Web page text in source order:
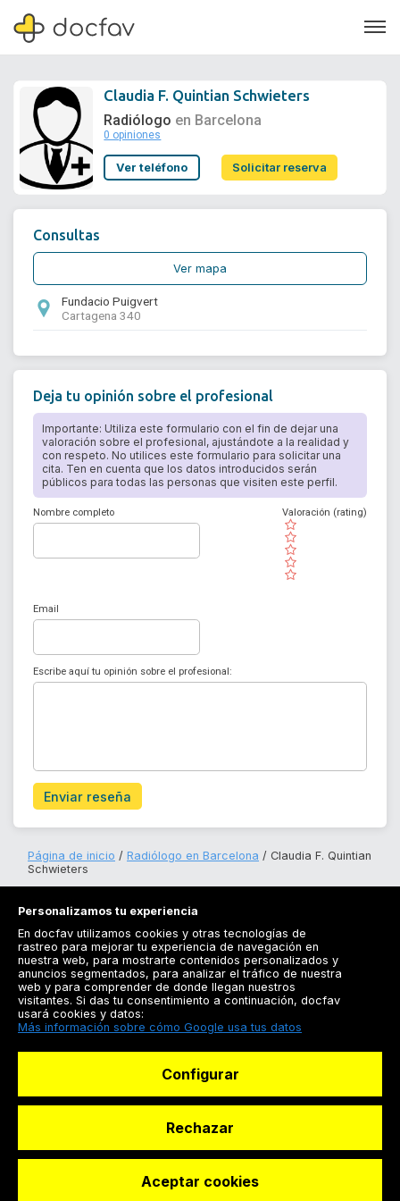
Soporte
Claudia F. Quintian Schwieters
Radiólogo en Barcelona
0 opiniones
Ver teléfono Solicitar reserva
Consultas
Ver mapa
Fundacio Puigvert
Cartagena 340
Deja tu opinión sobre el profesional
Importante: Utiliza este formulario con el fin de dejar una
valoración sobre el profesional, ajustándote a la realidad y
con respeto. No utilices este formulario para solicitar una
cita. Ten en cuenta que los datos introducidos serán
públicos para todas las personas que visiten este perfil.
Nombre completo
( )
( )
( )
( )
( )
Valoración (rating)
Email
Escribe aquí tu opinión sobre el profesional:
Enviar reseña
Página de inicio Radiólogo en Barcelona
Claudia F. Quintian
Schwieters
Registrarse
Docfav
© Dashboard Technologies S.L
Personalizamos tu experiencia
En docfav utilizamos cookies y otras tecnologías de
rastreo para mejorar tu experiencia de navegación en
nuestra web, para mostrarte contenidos personalizados y
anuncios segmentados, para analizar el tráfico de nuestra
web y para comprender de donde llegan nuestros
visitantes. Si das tu consentimiento a continuación, docfav
usará cookies y datos:
Más información sobre cómo Google usa tus datos
Configurar
Rechazar
Aceptar cookies